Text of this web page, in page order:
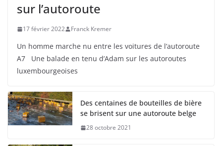
sur l’autoroute
17 février 2022 Franck Kremer
Un homme marche nu entre les voitures de l’autoroute
A7 Une balade en tenu d’Adam sur les autoroutes
luxembourgeoises
Des centaines de bouteilles de bière
se brisent sur une autoroute belge
28 octobre 2021